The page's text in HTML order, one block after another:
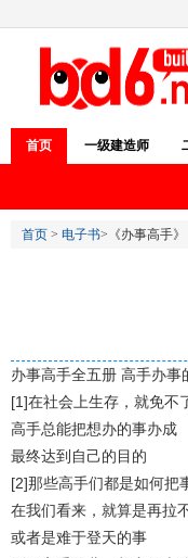
首页 一级建造师
首页 > 电子书>《办事高手》
办事高手全五册 高手办
[1]在社会上生存，就免不
高手总能把想办的事办成
最终达到自己的目的
[2]那些高手们都是如何把
在我们看来，就算是再拉
或者是难于登天的事